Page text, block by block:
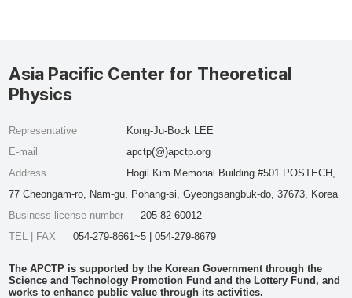
Asia Pacific Center for Theoretical
Physics
Representative
Kong-Ju-Bock LEE
E-mail
apctp(@)apctp.org
Address
Hogil Kim Memorial Building #501 POSTECH,
77 Cheongam-ro, Nam-gu, Pohang-si, Gyeongsangbuk-do, 37673, Korea
Business license number
205-82-60012
TEL | FAX
054-279-8661~5 | 054-279-8679
The APCTP is supported by the Korean Government through the
Science and Technology Promotion Fund and the Lottery Fund, and
works to enhance public value through its activities.